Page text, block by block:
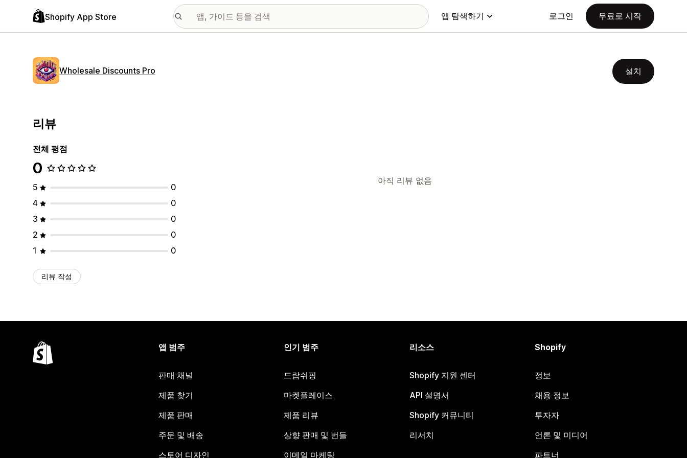
Shopify App Store 앱 탐색하기 로그인 무료로 시작
Wholesale Discounts Pro 설치
리뷰
전체 평점
0
5
0
4
0
3
0
2
0
1
0
리뷰 작성
아직 리뷰 없음
앱 범주
판매 채널
제품 찾기
제품 판매
주문 및 배송
스토어 디자인
인기 범주
드랍쉬핑
마켓플레이스
제품 리뷰
상향 판매 및 번들
이메일 마케팅
리소스
Shopify 지원 센터
API 설명서
Shopify 커뮤니티
리서치
Shopify
정보
채용 정보
투자자
언론 및 미디어
파트너